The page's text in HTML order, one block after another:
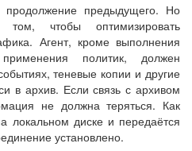
предыдущего. Но
чтобы оптимизировать
Агент, кроме выполнения
политик, должен
теневые копии и другие
в архив. Если связь с архивом
не должна теряться. Как
локальном диске и передаётся
установлено.